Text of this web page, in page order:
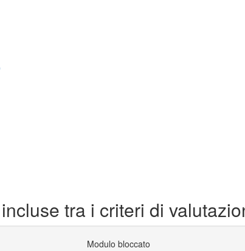
tra i criteri di
Modulo bloccato